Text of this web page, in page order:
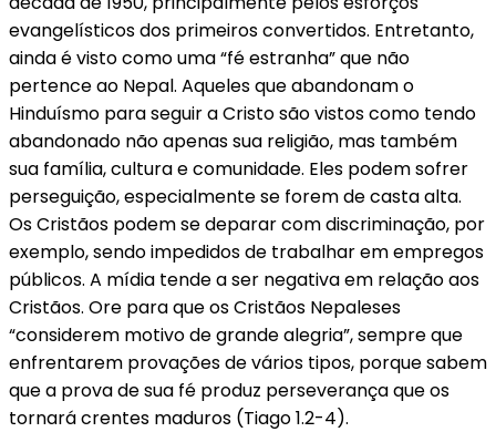
evangelísticos dos primeiros convertidos. Entretanto,
ainda é visto como uma “fé estranha” que não
pertence ao Nepal. Aqueles que abandonam o
Hinduísmo para seguir a Cristo são vistos como tendo
abandonado não apenas sua religião, mas também
sua família, cultura e comunidade. Eles podem sofrer
perseguição, especialmente se forem de casta alta.
Os Cristãos podem se deparar com discriminação, por
exemplo, sendo impedidos de trabalhar em empregos
públicos. A mídia tende a ser negativa em relação aos
Cristãos. Ore para que os Cristãos Nepaleses
“considerem motivo de grande alegria”, sempre que
enfrentarem provações de vários tipos, porque sabem
que a prova de sua fé produz perseverança que os
tornará crentes maduros (Tiago 1.2-4).